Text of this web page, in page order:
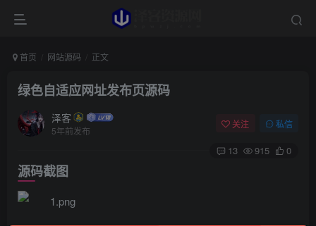
首页 网站源码 正文
绿色自适应网址发布页源码
泽客
5年前发布
关注 私信
13 915 0
源码截图